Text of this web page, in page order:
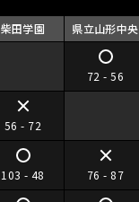
柴田学園 県立山形中央
72 - 56
56 - 72
103 - 48 76 - 87